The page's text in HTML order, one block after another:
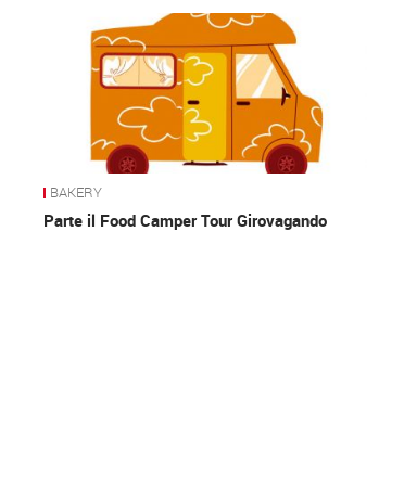
BAKERY
Parte il Food Camper Tour Girovagando